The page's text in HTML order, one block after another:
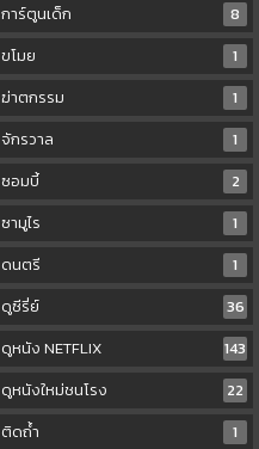
การ์ตูนเด็ก
8
ขโมย
1
ฆ่าตกรรม
1
จักรวาล
1
ซอมบี้
2
ซามูไร
1
ดนตรี
1
ดูซีรี่ย์
36
ดูหนัง NETFLIX
143
ดูหนังใหม่ชนโรง
22
ติดถ้ำ
1